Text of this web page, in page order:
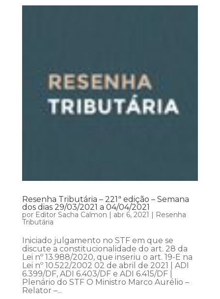
Resenha Tributária – 221ª edição – Semana
dos dias 29/03/2021 a 04/04/2021
por Editor Sacha Calmon abr 6, 2021
Resenha
Tributária
Iniciado julgamento no STF em que se
discute a constitucionalidade do art. 28 da
Lei nº 13.988/2020, que inseriu o art. 19-E na
Lei nº 10.522/2002 02 de abril de 2021 | ADI
6.399/DF, ADI 6.403/DF e ADI 6.415/DF |
Plenário do STF O Ministro Marco Aurélio –
Relator –...